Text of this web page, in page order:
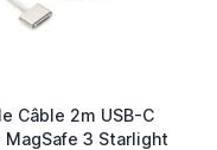
Câble 2m USB-C
MagSafe 3 Starlight